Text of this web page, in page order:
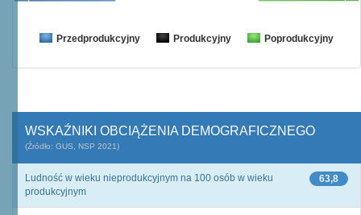
Przedprodukcyjny Produkcyjny Poprodukcyjny
WSKAŹNIKI OBCIĄŻENIA DEMOGRAFICZNEGO
(Źródło: GUS, NSP 2021)
63,8
Ludność w wieku nieprodukcyjnym na 100 osób w wieku
produkcyjnym